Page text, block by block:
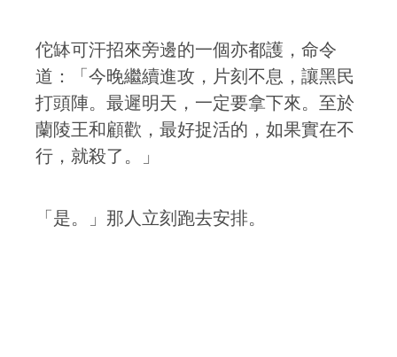
佗缽可汗招來旁邊的一個亦都護，命令
道：「今晚繼續進攻，片刻不息，讓黑民
打頭陣。最遲明天，一定要拿下來。至於
蘭陵王和顧歡，最好捉活的，如果實在不
行，就殺了。」
「是。」那人立刻跑去安排。